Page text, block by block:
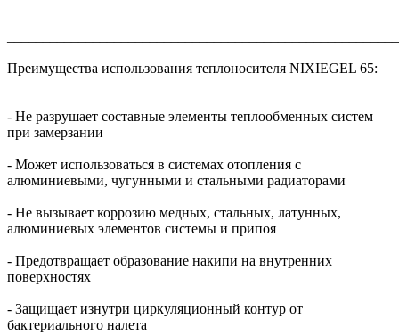
Преимущества использования теплоносителя NIXIEGEL 65:
- Не разрушает составные элементы теплообменных систем
при замерзании
- Может использоваться в системах отопления с
алюминиевыми, чугунными и стальными радиаторами
- Не вызывает коррозию медных, стальных, латунных,
алюминиевых элементов системы и припоя
- Предотвращает образование накипи на внутренних
поверхностях
- Защищает изнутри циркуляционный контур от
бактериального налета